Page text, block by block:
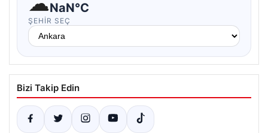
NaN°C
ŞEHIR SEÇ
Bizi Takip Edin